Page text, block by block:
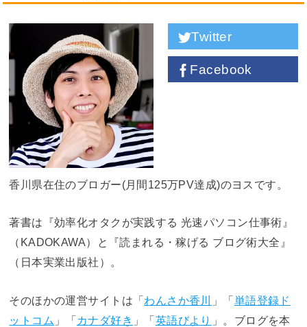
Twitter
Facebook
香川県在住のブロガー(月間125万PV達成)のヨスです。
著書は『効率化オタクが実践する 光速パソコン仕事術』
（KADOKAWA）と『読まれる・稼げる ブログ術大全』
（日本実業出版社）。
そのほかの運営サイトは「わんさか香川 」「 単語登録ド
ットコム 」「カナダ好き 」「英語びより
」。ブログを本